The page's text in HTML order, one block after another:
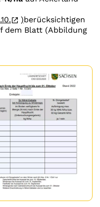
)berücksichtigen
dem Blatt (Abbildung